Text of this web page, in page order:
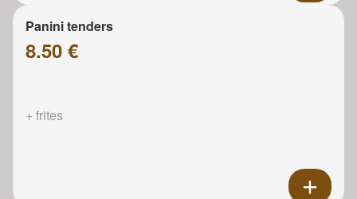
Panini tenders
8.50 €
+ frites